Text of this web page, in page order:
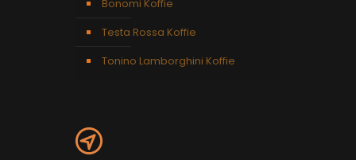
Bonomi Koffie
Testa Rossa Koffie
Tonino Lamborghini Koffie